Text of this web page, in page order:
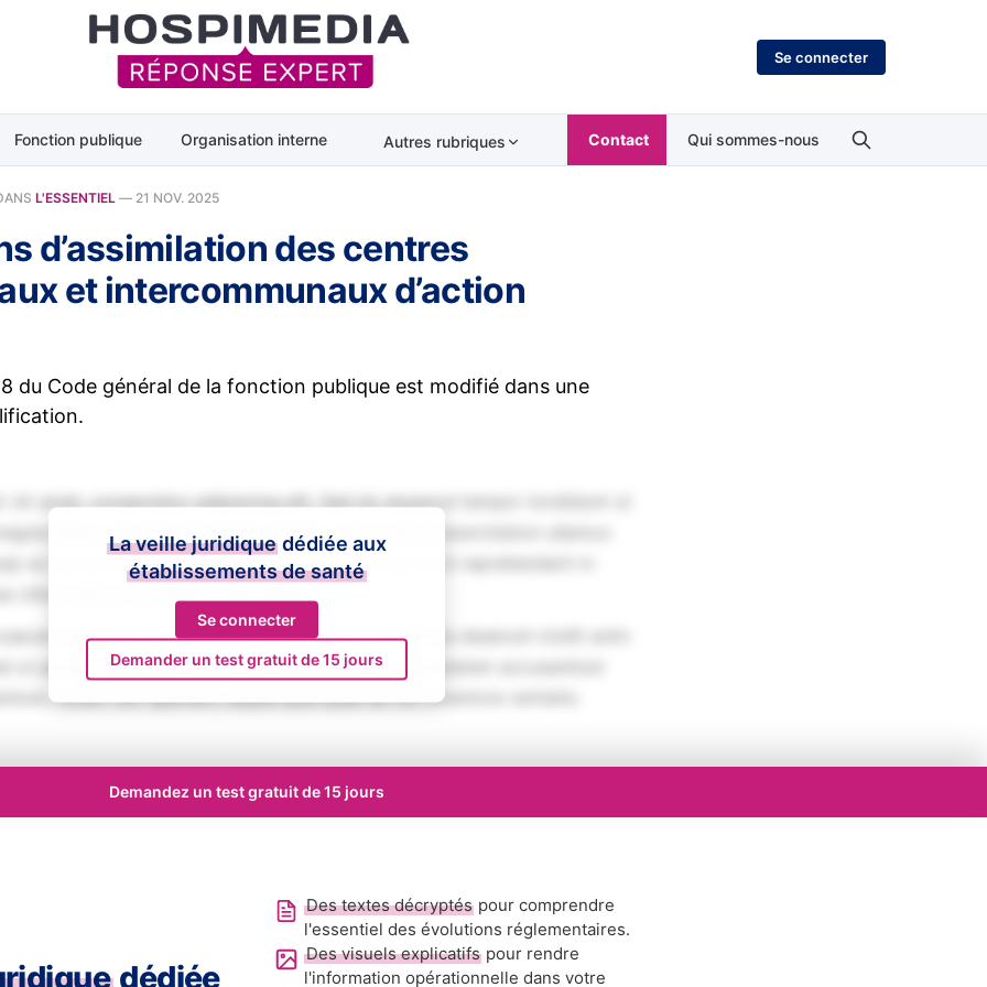
Se connecter
Fonction publique Organisation interne Autres rubriques Contact Qui sommes-nous
L'ESSENTIEL — 21 NOV. 2025
d’assimilation des centres
et intercommunaux d’action
du Code général de la fonction publique est modifié dans une
sit amet, consectetur adipiscing elit. Sed do eiusmod tempor incididunt ut
aliqua. Ut enim ad minim veniam, quis nostrud exercitation ullamco
ex ea commodo consequat. Duis aute irure dolor in reprehenderit in
cupidatat non proident, sunt in culpa qui officia deserunt mollit anim
ut perspiciatis unde omnis iste natus error sit voluptatem accusantium
totam rem aperiam, eaque ipsa quae ab illo inventore veritatis.
La veille juridique dédiée aux
établissements de santé
Se connecter
Demander un test gratuit de 15 jours
Demandez un test gratuit de 15 jours
dédiée
Des textes décryptés pour comprendre
l'essentiel des évolutions réglementaires.
Des visuels explicatifs pour rendre
l'information opérationnelle dans votre